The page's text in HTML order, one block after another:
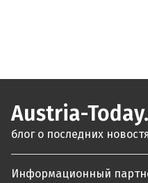
Austria-
блог о последних
Информационный